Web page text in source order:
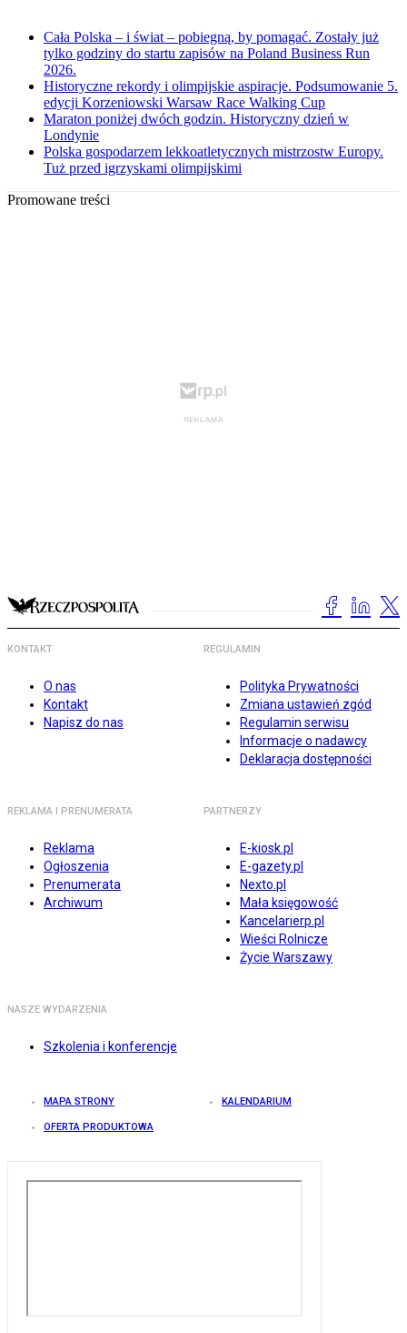
Cała Polska – i świat – pobiegną, by pomagać. Zostały już
tylko godziny do startu zapisów na Poland Business Run
2026.
Historyczne rekordy i olimpijskie aspiracje. Podsumowanie 5.
edycji Korzeniowski Warsaw Race Walking Cup
Maraton poniżej dwóch godzin. Historyczny dzień w
Londynie
Polska gospodarzem lekkoatletycznych mistrzostw Europy.
Tuż przed igrzyskami olimpijskimi
Promowane treści
KONTAKT
O nas
Kontakt
Napisz do nas
REGULAMIN
Polityka Prywatności
Zmiana ustawień zgód
Regulamin serwisu
Informacje o nadawcy
Deklaracja dostępności
REKLAMA I PRENUMERATA
Reklama
Ogłoszenia
Prenumerata
Archiwum
PARTNERZY
E-kiosk.pl
E-gazety.pl
Nexto.pl
Mała księgowość
Kancelarierp.pl
Wieści Rolnicze
Życie Warszawy
NASZE WYDARZENIA
Szkolenia i konferencje
MAPA STRONY KALENDARIUM
OFERTA PRODUKTOWA